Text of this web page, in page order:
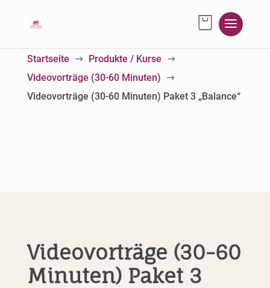
Startseite $ Produkte / Kurse $
Videovorträge (30-60 Minuten) $
Videovorträge (30-60 Minuten) Paket 3 „Balance“
Videovorträge (30-60
Minuten) Paket 3